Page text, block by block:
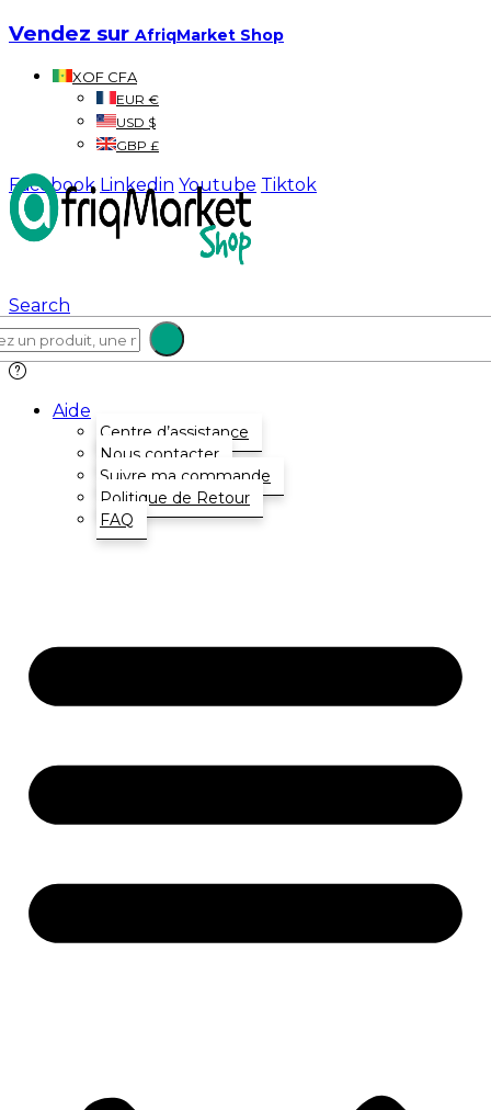
Vendez sur AfriqMarket Shop
XOF CFA
EUR €
USD $
GBP £
Facebook Linkedin Youtube Tiktok
Search
Aide
Centre d’assistance
Nous contacter
Suivre ma commande
Politique de Retour
FAQ